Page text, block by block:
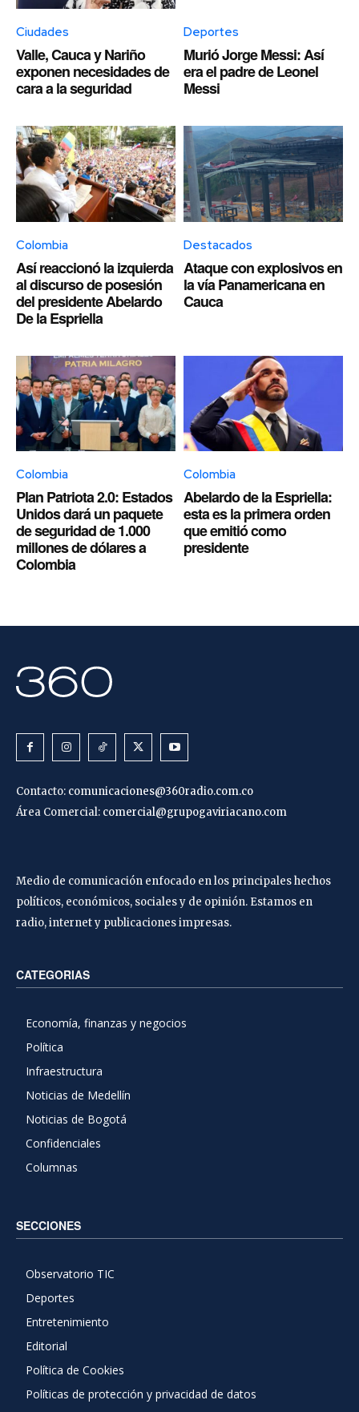
Ciudades
Valle, Cauca y Nariño
exponen necesidades de
cara a la seguridad
Deportes
Murió Jorge Messi: Así
era el padre de Leonel
Messi
Colombia
Así reaccionó la izquierda
al discurso de posesión
del presidente Abelardo
De la Espriella
Destacados
Ataque con explosivos en
la vía Panamericana en
Cauca
Colombia
Plan Patriota 2.0: Estados
Unidos dará un paquete
de seguridad de 1.000
millones de dólares a
Colombia
Colombia
Abelardo de la Espriella:
esta es la primera orden
que emitió como
presidente
Contacto: comunicaciones@360radio.com.co
Área Comercial: comercial@grupogaviriacano.com
Medio de comunicación enfocado en los principales hechos
políticos, económicos, sociales y de opinión. Estamos en
radio, internet y publicaciones impresas.
CATEGORIAS
Economía, finanzas y negocios
Política
Infraestructura
Noticias de Medellín
Noticias de Bogotá
Confidenciales
Columnas
SECCIONES
Observatorio TIC
Deportes
Entretenimiento
Editorial
Política de Cookies
Políticas de protección y privacidad de datos